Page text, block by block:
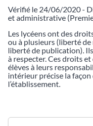
Vérifié le 24/06/2020 -
et administrative
Les lycéens ont des
ou à plusieurs (liberté
liberté de publication).
à respecter. Ces droits
élèves à leurs
intérieur précise la
l’établissement.